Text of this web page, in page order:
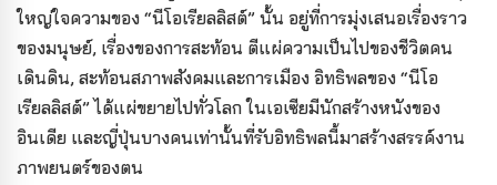
ใหญ่ใจความของ “นีโอเรียลลิสต์” นั้น อยู่ที่การมุ่งเสนอเรื่องราว
ของมนุษย์, เรื่องของการสะท้อน ตีแผ่ความเป็นไปของชีวิตคน
เดินดิน, สะท้อนสภาพสังคมและการเมือง อิทธิพลของ “นีโอ
เรียลลิสต์” ได้แผ่ขยายไปทั่วโลก ในเอเซียมีนักสร้างหนังของ
อินเดีย และญี่ปุ่นบางคนเท่านั้นที่รับอิทธิพลนี้มาสร้างสรรค์งาน
ภาพยนตร์ของตน